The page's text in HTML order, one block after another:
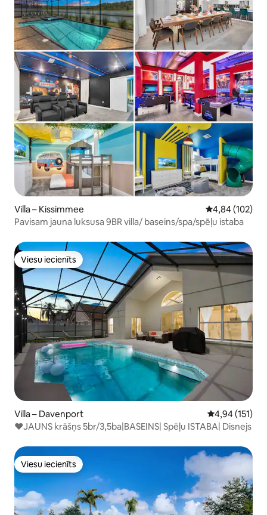
Villa – Kissimmee Vidējais
4,84 (102)
Pavisam jauna luksusa 9BR villa/ baseins/spa/spēļu istaba
Viesu iecienīts
Viesu iecienīts
Villa – Davenport Vidējais
4,94 (151)
❤JAUNS krāšņs 5br/3,5ba|BASEINS| Spēļu ISTABA| Disnejs
Viesu iecienīts
Viesu iecienīts